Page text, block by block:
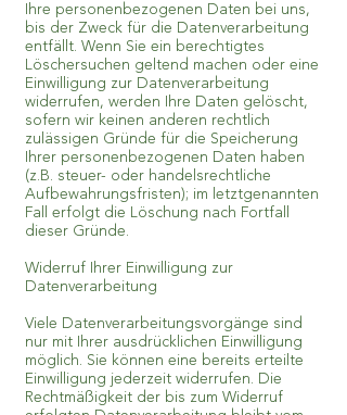
Ihre personenbezogenen Daten bei uns,
bis der Zweck für die Datenverarbeitung
entfällt. Wenn Sie ein berechtigtes
Löschersuchen geltend machen oder eine
Einwilligung zur Datenverarbeitung
widerrufen, werden Ihre Daten gelöscht,
sofern wir keinen anderen rechtlich
zulässigen Gründe für die Speicherung
Ihrer personenbezogenen Daten haben
(z.B. steuer- oder handelsrechtliche
Aufbewahrungsfristen); im letztgenannten
Fall erfolgt die Löschung nach Fortfall
dieser Gründe.
Widerruf Ihrer Einwilligung zur
Datenverarbeitung
Viele Datenverarbeitungsvorgänge sind
nur mit Ihrer ausdrücklichen Einwilligung
möglich. Sie können eine bereits erteilte
Einwilligung jederzeit widerrufen. Die
Rechtmäßigkeit der bis zum Widerruf